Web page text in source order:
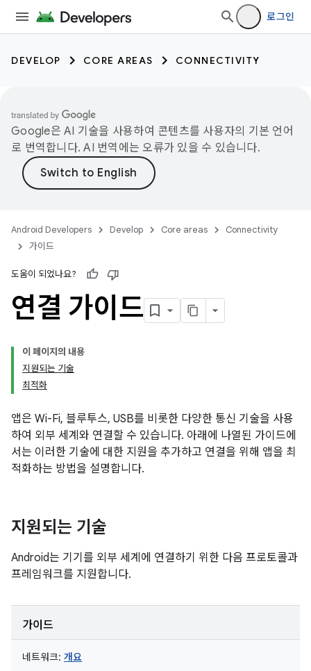
로그인
DEVELOP CORE AREAS CONNECTIVITY
Google은 AI 기술을 사용하여 콘텐츠를 사용자의 기본 언어
로 번역합니다. AI 번역에는 오류가 있을 수 있습니다.
Android Developers Develop Core areas
Connectivity
가이드
도움이 되었나요?
연결 가이드
이 페이지의 내용
지원되는 기술
최적화
앱은 Wi-Fi, 블루투스, USB를 비롯한 다양한 통신 기술을 사용
하여 외부 세계와 연결할 수 있습니다. 아래에 나열된 가이드에
서는 이러한 기술에 대한 지원을 추가하고 연결을 위해 앱을 최
적화하는 방법을 설명합니다.
지원되는 기술
Android는 기기를 외부 세계에 연결하기 위한 다음 프로토콜과
프레임워크를 지원합니다.
가이드
네트워크: 개요